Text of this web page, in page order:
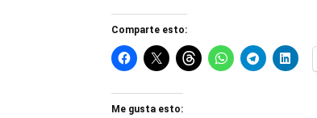
Comparte esto:
Me gusta esto: